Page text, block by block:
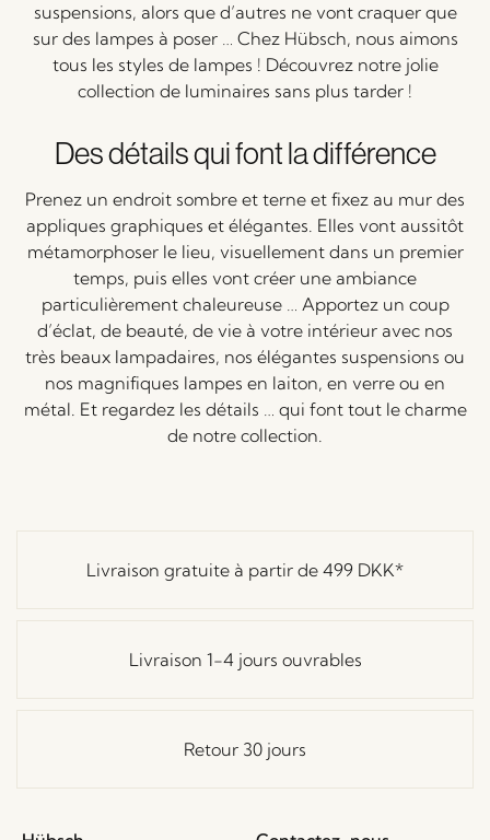
suspensions, alors que d’autres ne vont craquer que
sur des lampes à poser … Chez Hübsch, nous aimons
tous les styles de lampes ! Découvrez notre jolie
collection de luminaires sans plus tarder !
Des détails qui font la différence
Prenez un endroit sombre et terne et fixez au mur des
appliques graphiques et élégantes. Elles vont aussitôt
métamorphoser le lieu, visuellement dans un premier
temps, puis elles vont créer une ambiance
particulièrement chaleureuse … Apportez un coup
d’éclat, de beauté, de vie à votre intérieur avec nos
très beaux lampadaires, nos élégantes suspensions ou
nos magnifiques lampes en laiton, en verre ou en
métal. Et regardez les détails … qui font tout le charme
de notre collection.
Livraison gratuite à partir de 499 DKK*
Livraison 1-4 jours ouvrables
Retour 30 jours